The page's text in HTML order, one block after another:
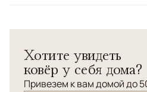
добавляя современный
Уникальный абстрактный узор
синего, серого и бежевого
Хотите увидеть
ковёр у себя дома?
Привезем к вам домой до